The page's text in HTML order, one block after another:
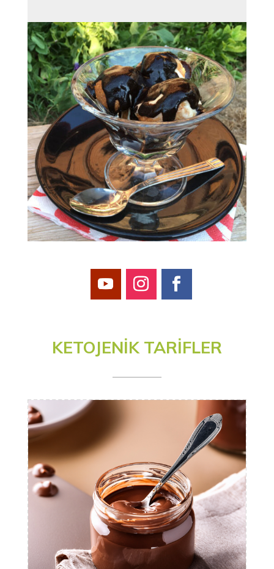
KETOJENİK TARİFLER